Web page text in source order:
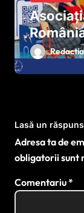
Redactia
Lasă un răspuns
Adresa ta de
obligatorii sunt
Comentariu*